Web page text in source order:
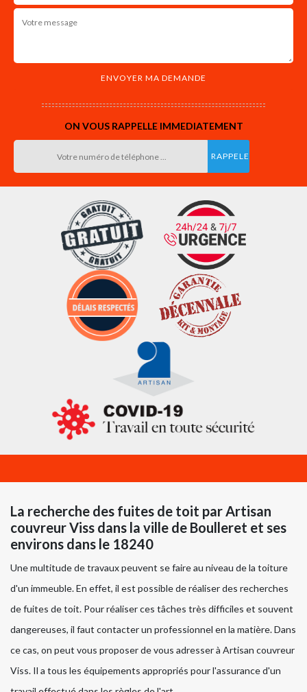
ON VOUS RAPPELLE IMMEDIATEMENT
La recherche des fuites de toit par Artisan
couvreur Viss dans la ville de Boulleret et ses
environs dans le 18240
Une multitude de travaux peuvent se faire au niveau de la toiture
d'un immeuble. En effet, il est possible de réaliser des recherches
de fuites de toit. Pour réaliser ces tâches très difficiles et souvent
dangereuses, il faut contacter un professionnel en la matière. Dans
ce cas, on peut vous proposer de vous adresser à Artisan couvreur
Viss. Il a tous les équipements appropriés pour l'assurance d'un